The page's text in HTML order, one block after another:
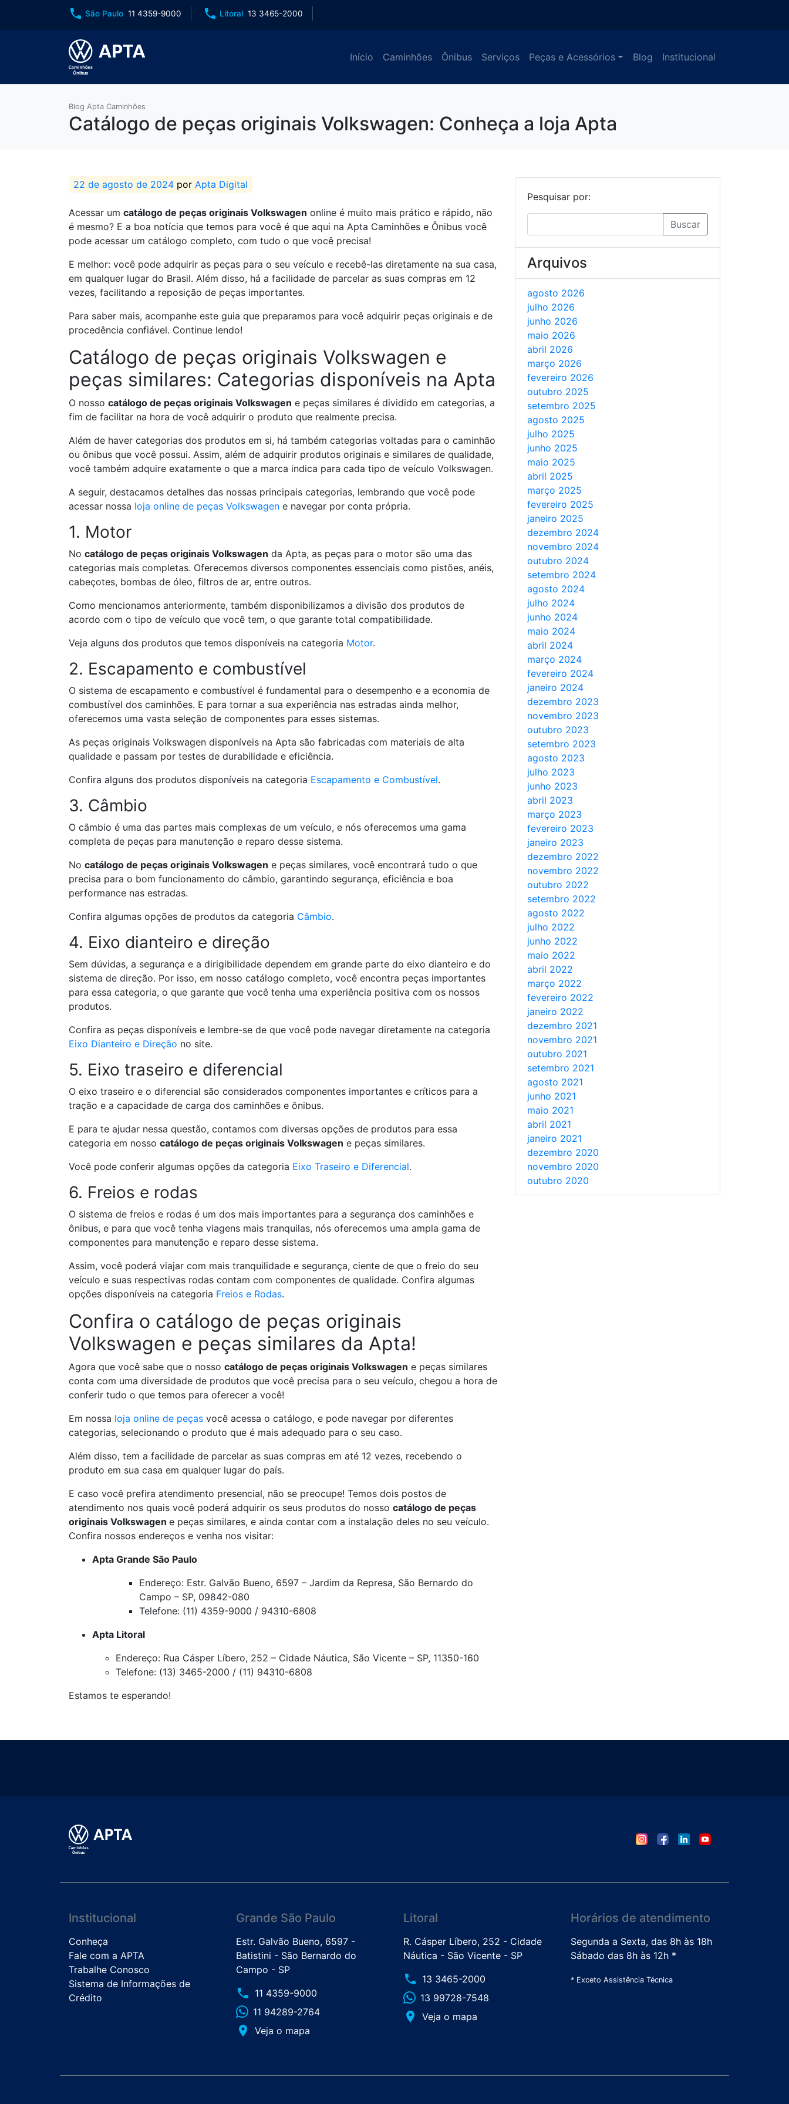
phone São Paulo 11 4359-9000 phone Litoral 13 3465-2000
Início Caminhões Ônibus Serviços Peças e Acessórios Blog Institucional
Blog Apta Caminhões
Catálogo de peças originais Volkswagen: Conheça a loja Apta
22 de agosto de 2024 por Apta Digital
Acessar um catálogo de peças originais Volkswagen online é muito mais prático e rápido, não
é mesmo? E a boa notícia que temos para você é que aqui na Apta Caminhões e Ônibus você
pode acessar um catálogo completo, com tudo o que você precisa!
E melhor: você pode adquirir as peças para o seu veículo e recebê-las diretamente na sua casa,
em qualquer lugar do Brasil. Além disso, há a facilidade de parcelar as suas compras em 12
vezes, facilitando a reposição de peças importantes.
Para saber mais, acompanhe este guia que preparamos para você adquirir peças originais e de
procedência confiável. Continue lendo!
Catálogo de peças originais Volkswagen e
peças similares: Categorias disponíveis na Apta
O nosso catálogo de peças originais Volkswagen e peças similares é dividido em categorias, a
fim de facilitar na hora de você adquirir o produto que realmente precisa.
Além de haver categorias dos produtos em si, há também categorias voltadas para o caminhão
ou ônibus que você possui. Assim, além de adquirir produtos originais e similares de qualidade,
você também adquire exatamente o que a marca indica para cada tipo de veículo Volkswagen.
A seguir, destacamos detalhes das nossas principais categorias, lembrando que você pode
acessar nossa loja online de peças Volkswagen e navegar por conta própria.
1. Motor
No catálogo de peças originais Volkswagen da Apta, as peças para o motor são uma das
categorias mais completas. Oferecemos diversos componentes essenciais como pistões, anéis,
cabeçotes, bombas de óleo, filtros de ar, entre outros.
Como mencionamos anteriormente, também disponibilizamos a divisão dos produtos de
acordo com o tipo de veículo que você tem, o que garante total compatibilidade.
Veja alguns dos produtos que temos disponíveis na categoria Motor.
2. Escapamento e combustível
O sistema de escapamento e combustível é fundamental para o desempenho e a economia de
combustível dos caminhões. E para tornar a sua experiência nas estradas ainda melhor,
oferecemos uma vasta seleção de componentes para esses sistemas.
As peças originais Volkswagen disponíveis na Apta são fabricadas com materiais de alta
qualidade e passam por testes de durabilidade e eficiência.
Confira alguns dos produtos disponíveis na categoria Escapamento e Combustível.
3. Câmbio
O câmbio é uma das partes mais complexas de um veículo, e nós oferecemos uma gama
completa de peças para manutenção e reparo desse sistema.
No catálogo de peças originais Volkswagen e peças similares, você encontrará tudo o que
precisa para o bom funcionamento do câmbio, garantindo segurança, eficiência e boa
performance nas estradas.
Confira algumas opções de produtos da categoria Câmbio.
4. Eixo dianteiro e direção
Sem dúvidas, a segurança e a dirigibilidade dependem em grande parte do eixo dianteiro e do
sistema de direção. Por isso, em nosso catálogo completo, você encontra peças importantes
para essa categoria, o que garante que você tenha uma experiência positiva com os nossos
produtos.
Confira as peças disponíveis e lembre-se de que você pode navegar diretamente na categoria
Eixo Dianteiro e Direção no site.
5. Eixo traseiro e diferencial
O eixo traseiro e o diferencial são considerados componentes importantes e críticos para a
tração e a capacidade de carga dos caminhões e ônibus.
E para te ajudar nessa questão, contamos com diversas opções de produtos para essa
categoria em nosso catálogo de peças originais Volkswagen e peças similares.
Você pode conferir algumas opções da categoria Eixo Traseiro e Diferencial.
6. Freios e rodas
O sistema de freios e rodas é um dos mais importantes para a segurança dos caminhões e
ônibus, e para que você tenha viagens mais tranquilas, nós oferecemos uma ampla gama de
componentes para manutenção e reparo desse sistema.
Assim, você poderá viajar com mais tranquilidade e segurança, ciente de que o freio do seu
veículo e suas respectivas rodas contam com componentes de qualidade. Confira algumas
opções disponíveis na categoria Freios e Rodas.
Confira o catálogo de peças originais
Volkswagen e peças similares da Apta!
Agora que você sabe que o nosso catálogo de peças originais Volkswagen e peças similares
conta com uma diversidade de produtos que você precisa para o seu veículo, chegou a hora de
conferir tudo o que temos para oferecer a você!
Em nossa loja online de peças você acessa o catálogo, e pode navegar por diferentes
categorias, selecionando o produto que é mais adequado para o seu caso.
Além disso, tem a facilidade de parcelar as suas compras em até 12 vezes, recebendo o
produto em sua casa em qualquer lugar do país.
E caso você prefira atendimento presencial, não se preocupe! Temos dois postos de
atendimento nos quais você poderá adquirir os seus produtos do nosso catálogo de peças
originais Volkswagen e peças similares, e ainda contar com a instalação deles no seu veículo.
Confira nossos endereços e venha nos visitar:
Apta Grande São Paulo
Endereço: Estr. Galvão Bueno, 6597 – Jardim da Represa, São Bernardo do
Campo – SP, 09842-080
Telefone: (11) 4359-9000 / 94310-6808
Apta Litoral
Endereço: Rua Cásper Líbero, 252 – Cidade Náutica, São Vicente – SP, 11350-160
Telefone: (13) 3465-2000 / (11) 94310-6808
Estamos te esperando!
Pesquisar por:
Buscar
Arquivos
agosto 2026
julho 2026
junho 2026
maio 2026
abril 2026
março 2026
fevereiro 2026
outubro 2025
setembro 2025
agosto 2025
julho 2025
junho 2025
maio 2025
abril 2025
março 2025
fevereiro 2025
janeiro 2025
dezembro 2024
novembro 2024
outubro 2024
setembro 2024
agosto 2024
julho 2024
junho 2024
maio 2024
abril 2024
março 2024
fevereiro 2024
janeiro 2024
dezembro 2023
novembro 2023
outubro 2023
setembro 2023
agosto 2023
julho 2023
junho 2023
abril 2023
março 2023
fevereiro 2023
janeiro 2023
dezembro 2022
novembro 2022
outubro 2022
setembro 2022
agosto 2022
julho 2022
junho 2022
maio 2022
abril 2022
março 2022
fevereiro 2022
janeiro 2022
dezembro 2021
novembro 2021
outubro 2021
setembro 2021
agosto 2021
junho 2021
maio 2021
abril 2021
janeiro 2021
dezembro 2020
novembro 2020
outubro 2020
Institucional
Conheça
Fale com a APTA
Trabalhe Conosco
Sistema de Informações de
Crédito
Grande São Paulo
Estr. Galvão Bueno, 6597 -
Batistini - São Bernardo do
Campo - SP
phone 11 4359-9000
11 94289-2764
place Veja o mapa
Litoral
R. Cásper Líbero, 252 - Cidade
Náutica - São Vicente - SP
phone 13 3465-2000
13 99728-7548
place Veja o mapa
Horários de atendimento
Segunda a Sexta, das 8h às 18h
Sábado das 8h às 12h *
* Exceto Assistência Técnica